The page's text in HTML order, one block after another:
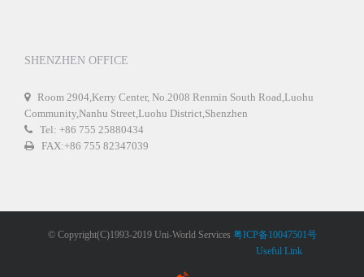
SHENZHEN OFFICE
Room 2904,Kerry Center, No.2008 Renmin South Road,Luohu
Community,Nanhu Street,Luohu District,Shenzhen
Tel: +86 755 25880434
FAX:+86 755 82347039
© Copyright(C)1993-2019 Uni-World Services 粤ICP备10047501号
Useful Link